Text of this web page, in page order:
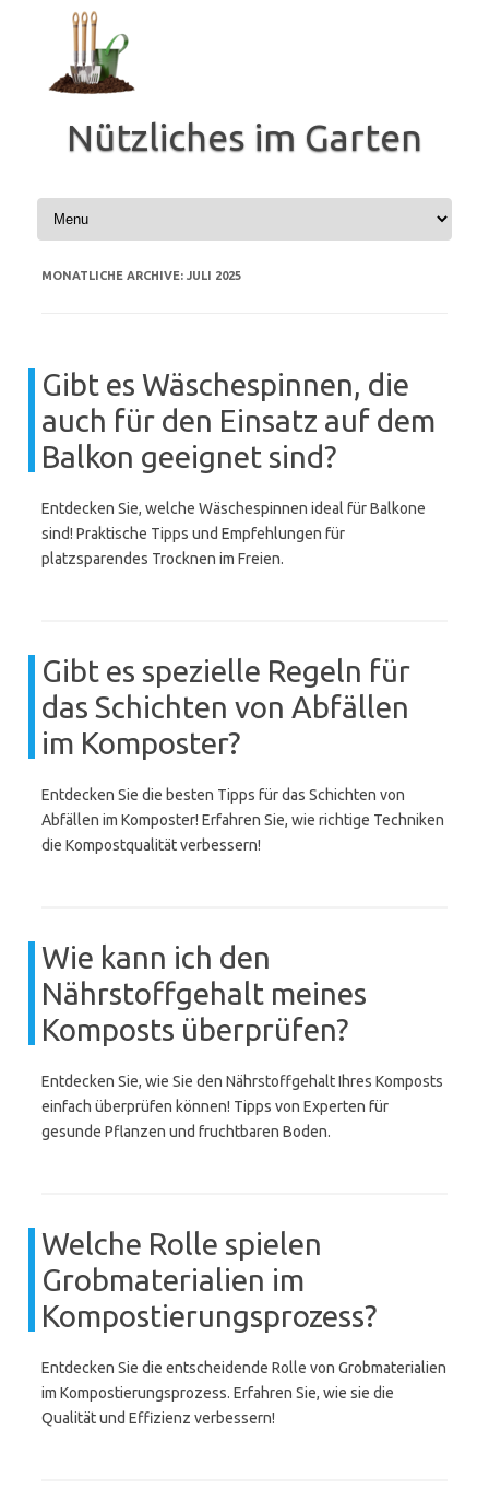
springen
Nützliches im Garten
MONATLICHE ARCHIVE: JULI 2025
Gibt es Wäschespinnen, die
auch für den Einsatz auf dem
Balkon geeignet sind?
Entdecken Sie, welche Wäschespinnen ideal für Balkone
sind! Praktische Tipps und Empfehlungen für
platzsparendes Trocknen im Freien.
Gibt es spezielle Regeln für
das Schichten von Abfällen
im Komposter?
Entdecken Sie die besten Tipps für das Schichten von
Abfällen im Komposter! Erfahren Sie, wie richtige Techniken
die Kompostqualität verbessern!
Wie kann ich den
Nährstoffgehalt meines
Komposts überprüfen?
Entdecken Sie, wie Sie den Nährstoffgehalt Ihres Komposts
einfach überprüfen können! Tipps von Experten für
gesunde Pflanzen und fruchtbaren Boden.
Welche Rolle spielen
Grobmaterialien im
Kompostierungsprozess?
Entdecken Sie die entscheidende Rolle von Grobmaterialien
im Kompostierungsprozess. Erfahren Sie, wie sie die
Qualität und Effizienz verbessern!